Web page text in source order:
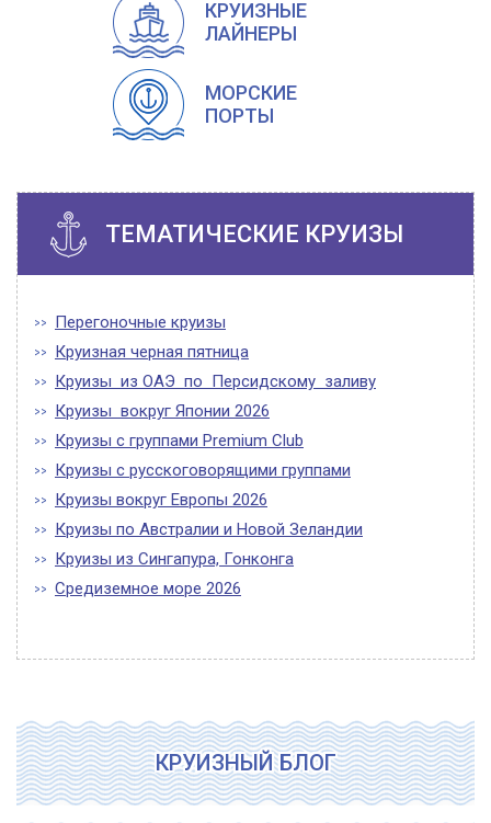
КРУИЗНЫЕ
ЛАЙНЕРЫ
МОРСКИЕ
ПОРТЫ
ТЕМАТИЧЕСКИЕ КРУИЗЫ
Перегоночные круизы
Круизная черная пятница
Круизы из ОАЭ по Персидскому заливу
Круизы вокруг Японии 2026
Круизы с группами Premium Club
Круизы с русскоговорящими группами
Круизы вокруг Европы 2026
Круизы по Австралии и Новой Зеландии
Круизы из Сингапура, Гонконга
Средиземное море 2026
КРУИЗНЫЙ БЛОГ